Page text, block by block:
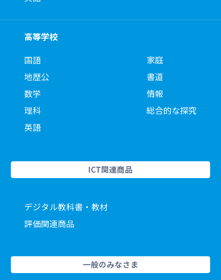
高等学校
国語
地歴公
数学
理科
英語
家庭
書道
情報
総合的な探究
ICT関連商品
デジタル教科書・教材
評価関連商品
一般のみなさま